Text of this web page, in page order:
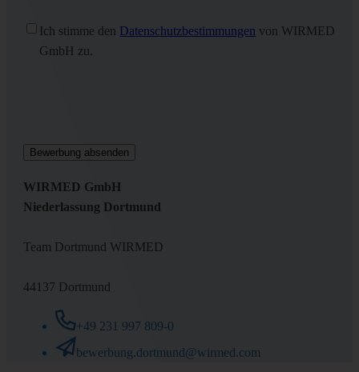
Ohne
Titel(erforderlich)
Ich stimme den Datenschutzbestimmungen von WIRMED
GmbH zu.
WIRMED GmbH
Niederlassung Dortmund
Team Dortmund WIRMED
44137 Dortmund
+49 231 997 809-0
bewerbung.dortmund@wirmed.com